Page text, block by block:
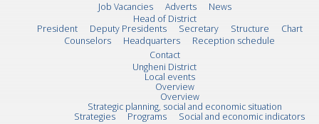
Job Vacancies Adverts
News
Head of District
President
Deputy Presidents Secretary Structure
Chart
Counselors
Headquarters
Reception schedule
Contact
Ungheni District
Local events
Overview
Overview
Strategic planning, social and economic situation
Strategies
Programs
Social and economic indicators